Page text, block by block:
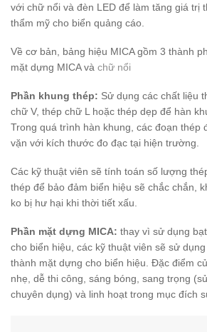
với chữ nổi và đèn LED để làm tăng giá trị
thẩm mỹ cho biển quảng cáo.
Về cơ bản, bảng hiệu MICA gồm 3 thành
mặt dựng MICA và chữ nổi
Phần khung thép: Sử dụng các chất liệu
chữ V, thép chữ L hoặc thép dẹp để hàn
Trong quá trình hàn khung, các đoạn thép
vặn với kích thước đo đạc tại hiện trường.
Các kỹ thuật viên sẽ tính toán số lượng
thép để bảo đảm biển hiệu sẽ chắc chắn,
ko bị hư hại khi thời tiết xấu.
Phần mặt dựng MICA: thay vì sử dụng
cho biển hiệu, các kỹ thuật viên sẽ sử
thành mặt dựng cho biển hiệu. Đặc điểm
nhẹ, dễ thi công, sáng bóng, sang trọng
chuyên dụng) và linh hoạt trong mục đích